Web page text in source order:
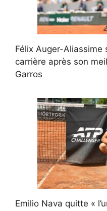
Félix Auger-Aliassime
carrière après son
Garros
Emilio Nava quitte «